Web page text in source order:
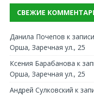
СВЕЖИЕ
Данила Почепов к записи
Орша, Заречная ул., 25
Ксения Барабанова к
Орша, Заречная ул., 25
Андрей Сулковский к